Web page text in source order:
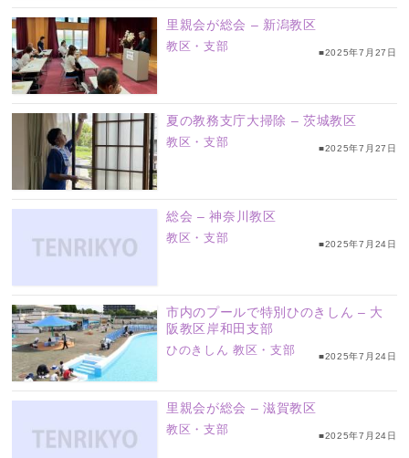
里親会が総会 – 新潟教区
教区・支部
■2025年7月27日
夏の教務支庁大掃除 – 茨城教区
教区・支部
■2025年7月27日
総会 – 神奈川教区
教区・支部
■2025年7月24日
市内のプールで特別ひのきしん – 大
阪教区岸和田支部
ひのきしん 教区・支部 ■2025年7月24日
里親会が総会 – 滋賀教区
教区・支部
■2025年7月24日